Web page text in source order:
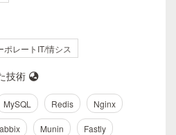
ポレートIT/情シス
技術
MySQL Redis Nginx
Munin Fastly